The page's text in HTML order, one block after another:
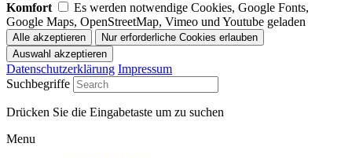
Komfort
Es werden notwendige Cookies, Google Fonts,
Google Maps, OpenStreetMap, Vimeo und Youtube geladen
Datenschutzerklärung Impressum
Suchbegriffe
Drücken Sie die Eingabetaste um zu suchen
Menu